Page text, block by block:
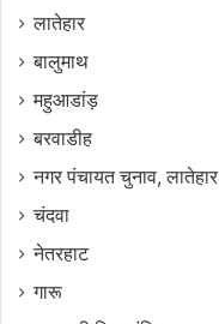
लातेहार
बालुमाथ
महुआडांड़
बरवाडीह
नगर पंचायत चुनाव, लातेहार
चंदवा
नेतरहाट
गारू